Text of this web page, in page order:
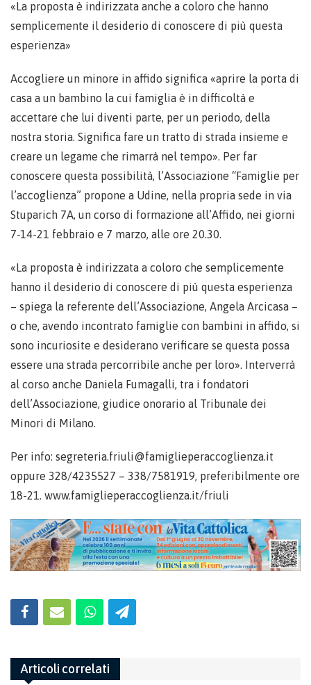
«La proposta è indirizzata anche a coloro che hanno
semplicemente il desiderio di conoscere di più questa
esperienza»
Accogliere un minore in affido significa «aprire la porta di
casa a un bambino la cui famiglia è in difficoltà e
accettare che lui diventi parte, per un periodo, della
nostra storia. Significa fare un tratto di strada insieme e
creare un legame che rimarrà nel tempo». Per far
conoscere questa possibilità, l’Associazione “Famiglie per
l’accoglienza” propone a Udine, nella propria sede in via
Stuparich 7A, un corso di formazione all’Affido, nei giorni
7-14-21 febbraio e 7 marzo, alle ore 20.30.
«La proposta è indirizzata a coloro che semplicemente
hanno il desiderio di conoscere di più questa esperienza
– spiega la referente dell’Associazione, Angela Arcicasa –
o che, avendo incontrato famiglie con bambini in affido, si
sono incuriosite e desiderano verificare se questa possa
essere una strada percorribile anche per loro». Interverrà
al corso anche Daniela Fumagalli, tra i fondatori
dell’Associazione, giudice onorario al Tribunale dei
Minori di Milano.
Per info: segreteria.friuli@famiglieperaccoglienza.it
oppure 328/4235527 – 338/7581919, preferibilmente ore
18-21. www.famiglieperaccoglienza.it/friuli
Articoli correlati